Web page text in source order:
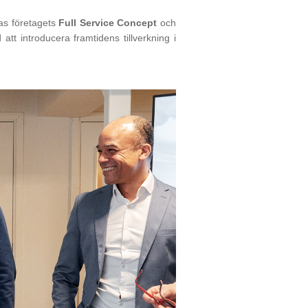
företagets Full Service Conceptoch
introducera framtidens tillverkning i